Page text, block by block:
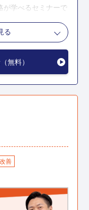
が学べるセミナーで
ードマップを知り
ってみたいと思っ
る
無料）
善